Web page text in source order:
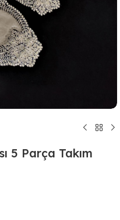
5 Parça Takım